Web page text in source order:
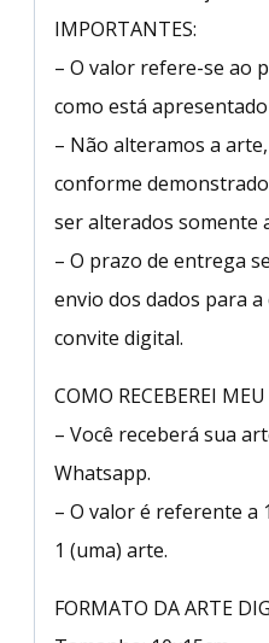
IMPORTANTES:
– O valor refere-se ao
como está
– Não alteramos a
conforme
ser alterados somente
– O prazo de entrega
envio dos dados para
convite digital.
COMO RECEBEREI
– Você receberá sua
Whatsapp.
– O valor é referente a
1 (uma) arte.
FORMATO DA ARTE